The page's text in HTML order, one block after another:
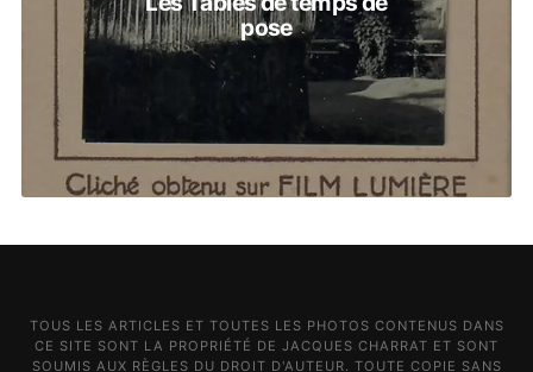
pose
TOUS LES ARTICLES ET TOUTES LES PHOTOS CONTENUS DANS
CE SITE SONT LA PROPRIÉTÉ DE JACQUES CHARRAT ET SONT
SOUMIS AUX RÈGLES DU DROIT D'AUTEUR. TOUTE COPIE SANS